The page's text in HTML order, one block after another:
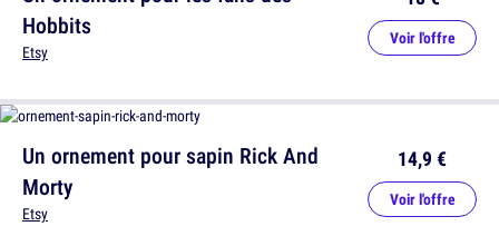
Un ornement pour sapin Rick And
Morty
Etsy
14,9 €
Voir l'offre
Hobbits
Etsy
Voir l'offre